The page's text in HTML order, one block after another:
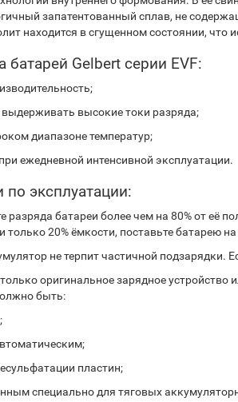
запатентованный сплав, не
находится в сгущенном состоянии,
Gelbert серии EVF:
высокие токи разряда;
диапазоне температур;
ежедневной интенсивной эксплуатации.
эксплуатации:
разряда батареи более чем на 80% от её
только 20% ёмкости, поставьте батарею
не терпит частичной подзарядки.
оригинальное зарядное
быть:
пластин;
специально для тяговых